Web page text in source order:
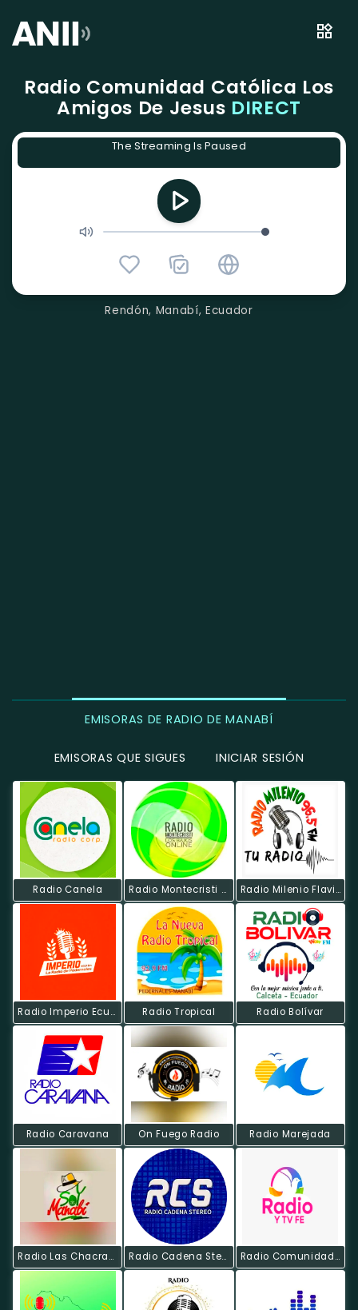
Radio Comunidad Católica Los
Amigos De Jesus DIRECT
The Streaming Is Paused
Rendón, Manabí, Ecuador
EMISORAS DE RADIO DE MANABÍ
EMISORAS QUE SIGUES INICIAR SESIÓN
Radio Canela Radio Montecristi Los Bajos Online Radio Milenio Flavio
Radio Imperio Ecuador Radio Tropical Radio Bolívar
Radio Caravana On Fuego Radio Radio Marejada
Radio Las Chacras Manabi Radio Cadena Stereo Radio Comunidad Católica Los Amigos De Jesus